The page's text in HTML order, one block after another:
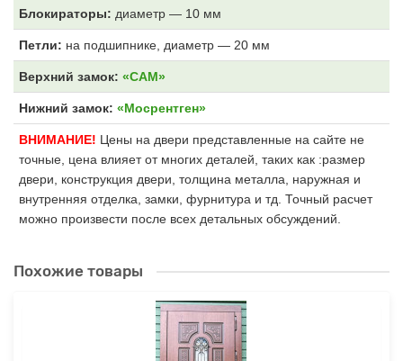
Блокираторы: диаметр — 10 мм
Петли: на подшипнике, диаметр — 20 мм
Верхний замок: «САМ»
Нижний замок: «Мосрентген»
ВНИМАНИЕ! Цены на двери представленные на сайте не
точные, цена влияет от многих деталей, таких как :размер
двери, конструкция двери, толщина металла, наружная и
внутренняя отделка, замки, фурнитура и тд. Точный расчет
можно произвести после всех детальных обсуждений.
Похожие товары